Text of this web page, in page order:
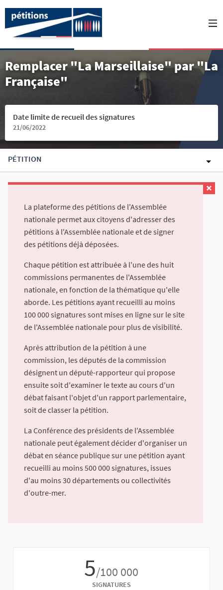
Remplacer "La Marseillaise" par "La
Française"
Date limite de recueil des signatures
21/06/2022
PÉTITION
La plateforme des pétitions de l'Assemblée
nationale permet aux citoyens d'adresser des
pétitions à l'Assemblée nationale et de signer
des pétitions déjà déposées.
Chaque pétition est attribuée à l'une des huit
commissions permanentes de l'Assemblée
nationale, en fonction de la thématique qu'elle
aborde. Les pétitions ayant recueilli au moins
100 000 signatures sont mises en ligne sur le site
de l'Assemblée nationale pour plus de visibilité.
Après attribution de la pétition à une
commission, les députés de la commission
désignent un député-rapporteur qui propose
ensuite soit d'examiner le texte au cours d'un
débat faisant l'objet d'un rapport parlementaire,
soit de classer la pétition.
La Conférence des présidents de l'Assemblée
nationale peut également décider d'organiser un
débat en séance publique sur une pétition ayant
recueilli au moins 500 000 signatures, issues
d'au moins 30 départements ou collectivités
d'outre-mer.
5/100 000
SIGNATURES